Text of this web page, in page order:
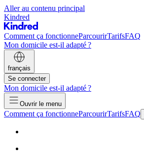
Aller au contenu principal
Kindred
Comment ça fonctionneParcourirTarifsFAQ
Mon domicile est-il adapté ?
français
Se connecter
Mon domicile est-il adapté ?
Ouvrir le menu
Comment ça fonctionneParcourirTarifsFAQ